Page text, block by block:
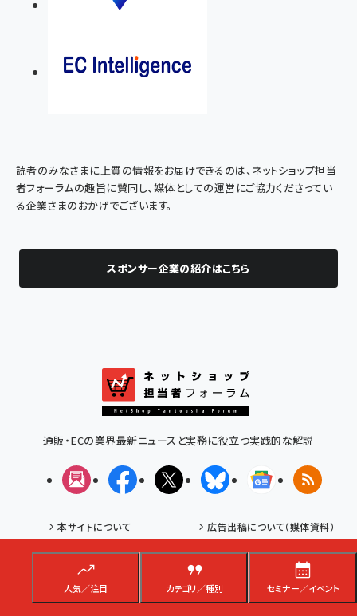
人気／注目 カテゴリ／種別 セミナー／イベント
読者のみなさまに上質の情報をお届けできるのは、ネットショップ担当
者フォーラムの趣旨に賛同し、媒体としての運営にご協力くださってい
る企業さまのおかげでございます。
スポンサー企業の紹介はこちら
通販・ECの業界最新ニュースと実務に役立つ実践的な解説
メルマガFacebookX(エックス)BlueskyGoogleニュ
RSS
本サイトについて
広告出稿について（媒体資料）
プライバシーポリシー
特定商取引法に基づく表示
会社概要
インプレスグループTOP